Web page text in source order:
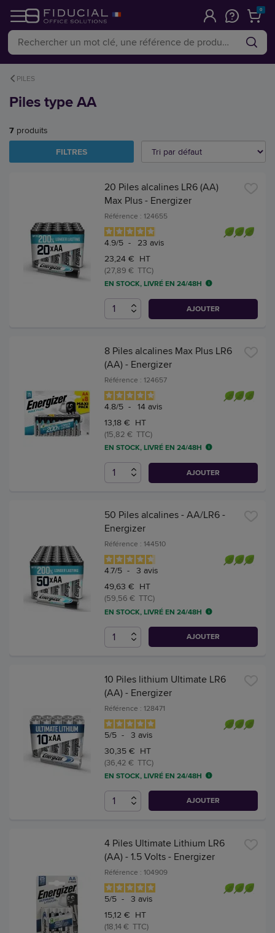
0
PILES
Piles type AA
7 produits
FILTRES
20 Piles alcalines LR6 (AA)
Max Plus - Energizer
Référence : 124655
4.9/5 - 23 avis
23,24 € HT
(27,89 € TTC)
EN STOCK, LIVRÉ EN 24/48H
AJOUTER
8 Piles alcalines Max Plus LR6
(AA) - Energizer
Référence : 124657
4.8/5 - 14 avis
13,18 € HT
(15,82 € TTC)
EN STOCK, LIVRÉ EN 24/48H
AJOUTER
50 Piles alcalines - AA/LR6 -
Energizer
Référence : 144510
4.7/5 - 3 avis
49,63 € HT
(59,56 € TTC)
EN STOCK, LIVRÉ EN 24/48H
AJOUTER
10 Piles lithium Ultimate LR6
(AA) - Energizer
Référence : 128471
5/5 - 3 avis
30,35 € HT
(36,42 € TTC)
EN STOCK, LIVRÉ EN 24/48H
AJOUTER
4 Piles Ultimate Lithium LR6
(AA) - 1.5 Volts - Energizer
Référence : 104909
5/5 - 3 avis
15,12 € HT
(18,14 € TTC)